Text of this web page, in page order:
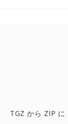
TGZ から ZIP に